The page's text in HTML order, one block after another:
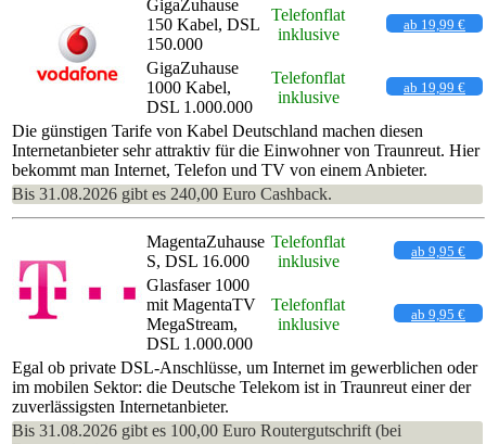
GigaZuhause
150 Kabel, DSL
150.000
Telefonflat
inklusive
ab 19,99 €
GigaZuhause
1000 Kabel,
DSL 1.000.000
Telefonflat
inklusive
ab 19,99 €
Die günstigen Tarife von Kabel Deutschland machen diesen
Internetanbieter sehr attraktiv für die Einwohner von Traunreut. Hier
bekommt man Internet, Telefon und TV von einem Anbieter.
Bis 31.08.2026 gibt es 240,00 Euro Cashback.
MagentaZuhause
S, DSL 16.000
Telefonflat
inklusive
ab 9,95 €
Glasfaser 1000
mit MagentaTV
MegaStream,
DSL 1.000.000
Telefonflat
inklusive
ab 9,95 €
Egal ob private DSL-Anschlüsse, um Internet im gewerblichen oder
im mobilen Sektor: die Deutsche Telekom ist in Traunreut einer der
zuverlässigsten Internetanbieter.
Bis 31.08.2026 gibt es 100,00 Euro Routergutschrift (bei